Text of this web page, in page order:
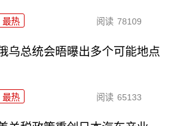
最热 阅读 78109
乌总统会晤曝出多个可能地点
最热 阅读 65133